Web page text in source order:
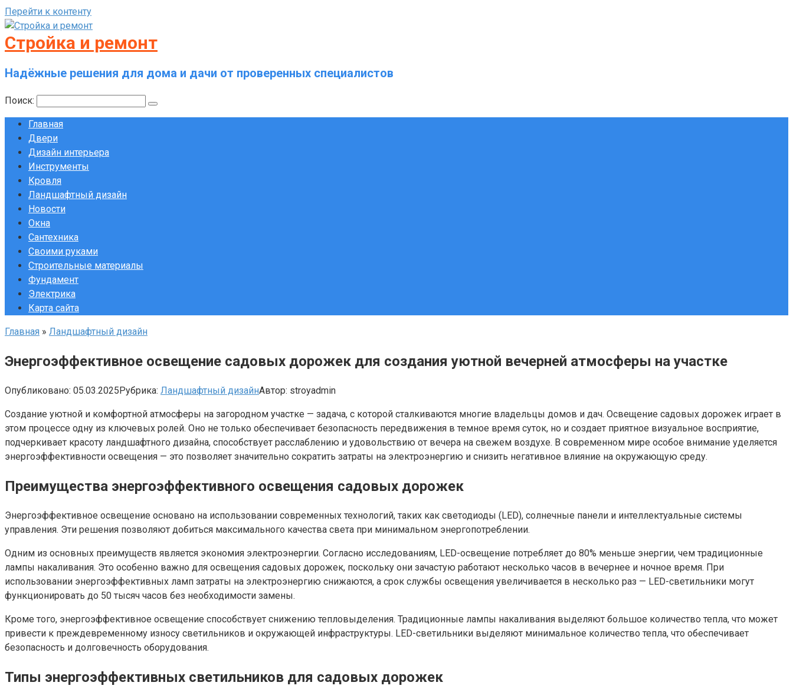
Перейти к контенту
Стройка и ремонт
Надёжные решения для дома и дачи от проверенных специалистов
Поиск:
Главная
Двери
Дизайн интерьера
Инструменты
Кровля
Ландшафтный дизайн
Новости
Окна
Сантехника
Своими руками
Строительные материалы
Фундамент
Электрика
Карта сайта
Главная » Ландшафтный дизайн
Энергоэффективное освещение садовых дорожек для создания уютной вечерней атмосферы на участке
Опубликовано: 05.03.2025Рубрика: Ландшафтный дизайнАвтор: stroyadmin
Создание уютной и комфортной атмосферы на загородном участке — задача, с которой сталкиваются многие владельцы домов и дач. Освещение садовых дорожек играет в
этом процессе одну из ключевых ролей. Оно не только обеспечивает безопасность передвижения в темное время суток, но и создает приятное визуальное восприятие,
подчеркивает красоту ландшафтного дизайна, способствует расслаблению и удовольствию от вечера на свежем воздухе. В современном мире особое внимание уделяется
энергоэффективности освещения — это позволяет значительно сократить затраты на электроэнергию и снизить негативное влияние на окружающую среду.
Преимущества энергоэффективного освещения садовых дорожек
Энергоэффективное освещение основано на использовании современных технологий, таких как светодиоды (LED), солнечные панели и интеллектуальные системы
управления. Эти решения позволяют добиться максимального качества света при минимальном энергопотреблении.
Одним из основных преимуществ является экономия электроэнергии. Согласно исследованиям, LED-освещение потребляет до 80% меньше энергии, чем традиционные
лампы накаливания. Это особенно важно для освещения садовых дорожек, поскольку они зачастую работают несколько часов в вечернее и ночное время. При
использовании энергоэффективных ламп затраты на электроэнергию снижаются, а срок службы освещения увеличивается в несколько раз — LED-светильники могут
функционировать до 50 тысяч часов без необходимости замены.
Кроме того, энергоэффективное освещение способствует снижению тепловыделения. Традиционные лампы накаливания выделяют большое количество тепла, что может
привести к преждевременному износу светильников и окружающей инфраструктуры. LED-светильники выделяют минимальное количество тепла, что обеспечивает
безопасность и долговечность оборудования.
Типы энергоэффективных светильников для садовых дорожек